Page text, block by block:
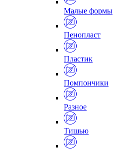
Малые формы
Пенопласт
Пластик
Помпончики
Разное
Тишью